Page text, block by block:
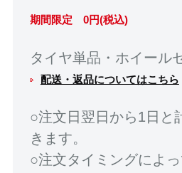
期間限定 0円(税込)
タイヤ単品・ホイール
配送・返品についてはこちら
○注文日翌日から1日と
きます。
○注文タイミングによ